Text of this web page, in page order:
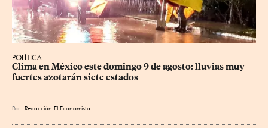
POLÍTICA
Clima en México este domingo 9 de agosto: lluvias muy
fuertes azotarán siete estados
Por Redacción El Economista